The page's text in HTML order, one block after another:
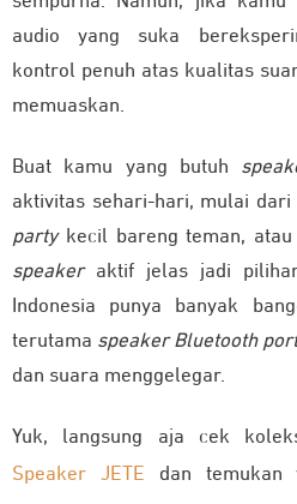
audio yang suka
kontrol penuh atas kualitas
memuaskan.
Buat kamu yang butuh
aktivitas sehari-hari, mulai
partykecil bareng teman,
speakeraktif jelas jadi
Indonesia punya banyak
terutama speaker Bluetooth
dan suara menggelegar.
Yuk, langsung aja cek
Speaker JETE dan temukan